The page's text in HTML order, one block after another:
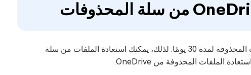
يحتوي OneDrive على سلة محذوفات مدمجة والتي ستحفظ الملفات المحذوفة لمدة 30 يومًا. لذلك، يمكنك استعادة الملفات من سلة